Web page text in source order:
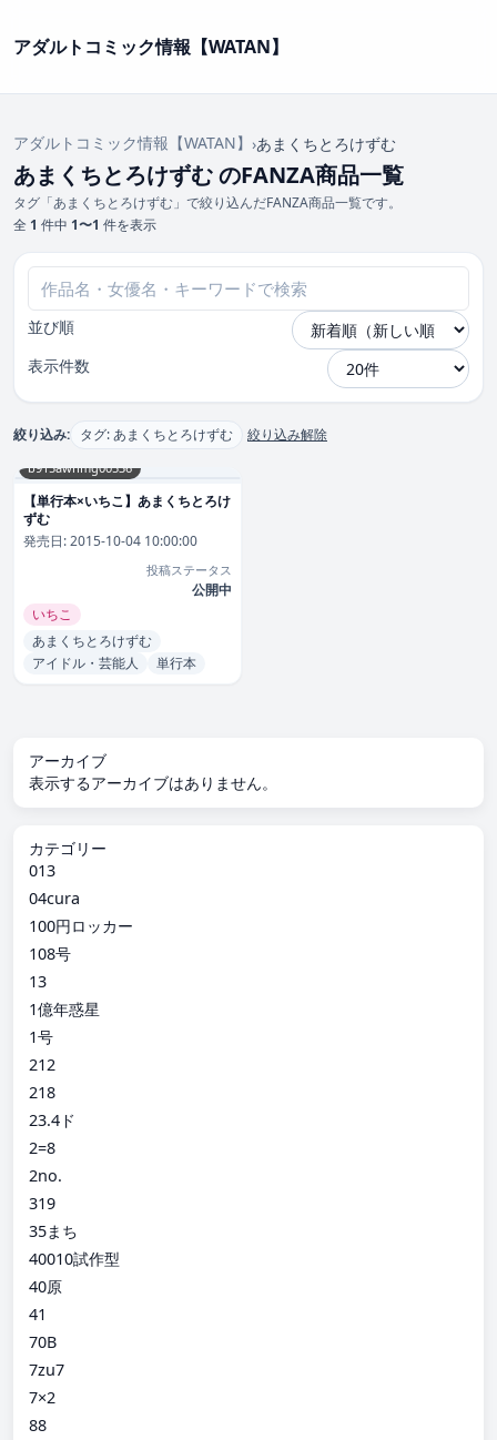
アダルトコミック情報【WATAN】
アダルトコミック情報【WATAN】 ›あまくちとろけずむ
あまくちとろけずむ のFANZA商品一覧
タグ「あまくちとろけずむ」で絞り込んだFANZA商品一覧です。
全 1 件中 1〜1 件を表示
並び順
表示件数
絞り込み: タグ: あまくちとろけずむ 絞り込み解除
b915awnmg00536
【単行本×いちこ】あまくちとろけ
ずむ
発売日:2015-10-04 10:00:00
投稿ステータス
公開中
いちこ
あまくちとろけずむ
アイドル・芸能人
単行本
アーカイブ
表示するアーカイブはありません。
カテゴリー
013
04cura
100円ロッカー
108号
13
1億年惑星
1号
212
218
23.4ド
2=8
2no.
319
35まち
40010試作型
40原
41
70B
7zu7
7×2
88